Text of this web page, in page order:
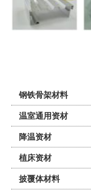
钢铁骨架材料
温室通用资材
降温资材
植床资材
披覆体材料